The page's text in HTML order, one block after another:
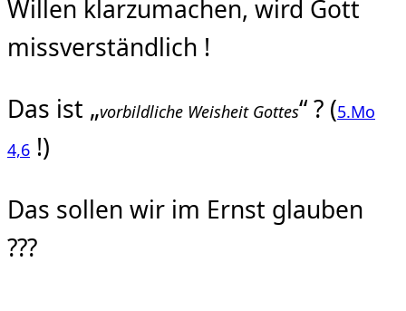
Willen klarzumachen, wird Gott
missverständlich !
Das ist „vorbildliche Weisheit Gottes“ ? (5.Mo
4,6 !)
Das sollen wir im Ernst glauben
???